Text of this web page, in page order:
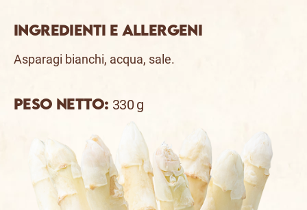
Ingredienti e allergeni
Asparagi bianchi, acqua, sale.
Peso netto: 330 g